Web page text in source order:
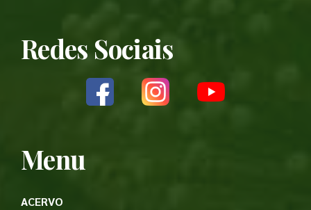
Redes Sociais
Menu
ACERVO